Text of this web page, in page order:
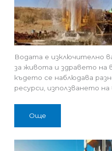
Водата е изключително
за живота и здравето на
където се наблюдава
ресурси, използването на
Още